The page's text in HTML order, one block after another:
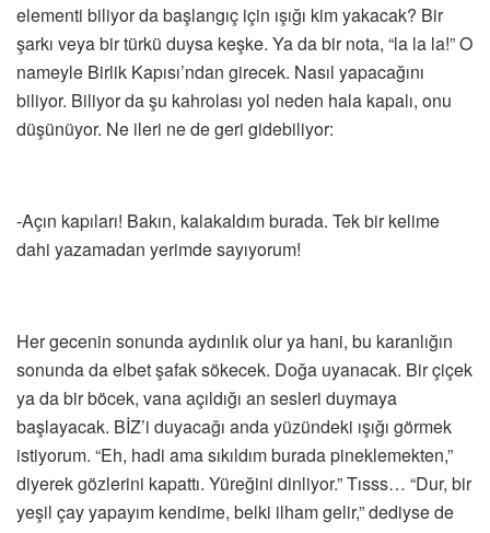
elementi biliyor da başlangıç için ışığı kim yakacak? Bir
şarkı veya bir türkü duysa keşke. Ya da bir nota, “la la la!” O
nameyle Birlik Kapısı’ndan girecek. Nasıl yapacağını
biliyor. Biliyor da şu kahrolası yol neden hala kapalı, onu
düşünüyor. Ne ileri ne de geri gidebiliyor:
-Açın kapıları! Bakın, kalakaldım burada. Tek bir kelime
dahi yazamadan yerimde sayıyorum!
Her gecenin sonunda aydınlık olur ya hani, bu karanlığın
sonunda da elbet şafak sökecek. Doğa uyanacak. Bir çiçek
ya da bir böcek, vana açıldığı an sesleri duymaya
başlayacak. BİZ’i duyacağı anda yüzündeki ışığı görmek
istiyorum. “Eh, hadi ama sıkıldım burada pineklemekten,”
diyerek gözlerini kapattı. Yüreğini dinliyor.” Tısss… “Dur, bir
yeşil çay yapayım kendime, belki ilham gelir,” dediyse de